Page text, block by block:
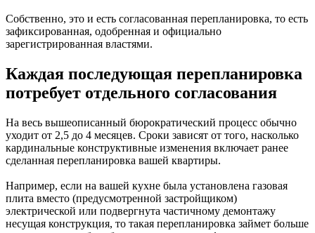
Собственно, это и есть согласованная перепланировка, то есть
зафиксированная, одобренная и официально
зарегистрированная властями.
Каждая последующая перепланировка
потребует отдельного согласования
На весь вышеописанный бюрократический процесс обычно
уходит от 2,5 до 4 месяцев. Сроки зависят от того, насколько
кардинальные конструктивные изменения включает ранее
сделанная перепланировка вашей квартиры.
Например, если на вашей кухне была установлена газовая
плита вместо (предусмотренной застройщиком)
электрической или подвергнута частичному демонтажу
несущая конструкция, то такая перепланировка займет больше